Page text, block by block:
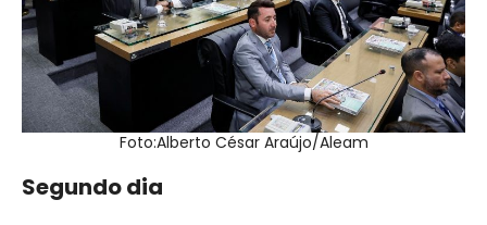
Foto:Alberto César Araújo/Aleam
Segundo dia